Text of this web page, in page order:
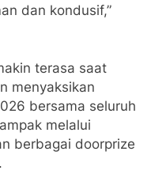
dan kondusif,”
terasa saat
menyaksikan
bersama seluruh
melalui
berbagai doorprize